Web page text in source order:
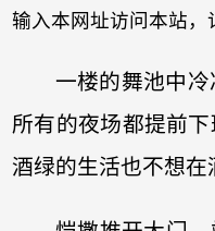
输入本网址访问本站，
一楼的舞池中
所有的夜场都提前
酒绿的生活也不想在